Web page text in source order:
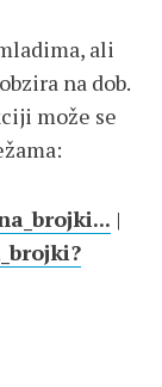
ali
na dob.
može se
|